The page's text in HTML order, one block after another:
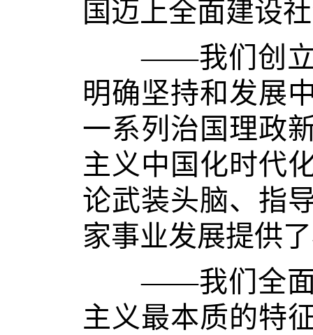
国迈上全面建设
——我们创立了
明确坚持和发展
一系列治国理政
主义中国化时代
论武装头脑、指
家事业发展提供
——我们全面加
主义最本质的特